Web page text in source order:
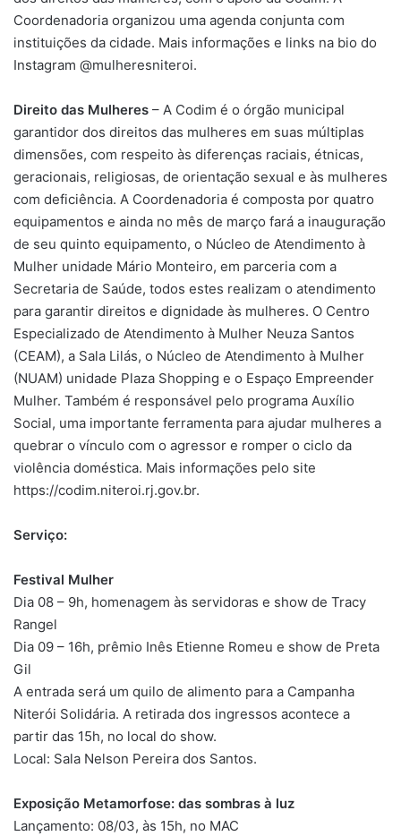
Coordenadoria organizou uma agenda conjunta com
instituições da cidade. Mais informações e links na bio do
Instagram @mulheresniteroi.
Direito das Mulheres – A Codim é o órgão municipal
garantidor dos direitos das mulheres em suas múltiplas
dimensões, com respeito às diferenças raciais, étnicas,
geracionais, religiosas, de orientação sexual e às mulheres
com deficiência. A Coordenadoria é composta por quatro
equipamentos e ainda no mês de março fará a inauguração
de seu quinto equipamento, o Núcleo de Atendimento à
Mulher unidade Mário Monteiro, em parceria com a
Secretaria de Saúde, todos estes realizam o atendimento
para garantir direitos e dignidade às mulheres. O Centro
Especializado de Atendimento à Mulher Neuza Santos
(CEAM), a Sala Lilás, o Núcleo de Atendimento à Mulher
(NUAM) unidade Plaza Shopping e o Espaço Empreender
Mulher. Também é responsável pelo programa Auxílio
Social, uma importante ferramenta para ajudar mulheres a
quebrar o vínculo com o agressor e romper o ciclo da
violência doméstica. Mais informações pelo site
https://codim.niteroi.rj.gov.br.
Serviço:
Festival Mulher
Dia 08 – 9h, homenagem às servidoras e show de Tracy
Rangel
Dia 09 – 16h, prêmio Inês Etienne Romeu e show de Preta
Gil
A entrada será um quilo de alimento para a Campanha
Niterói Solidária. A retirada dos ingressos acontece a
partir das 15h, no local do show.
Local: Sala Nelson Pereira dos Santos.
Exposição Metamorfose: das sombras à luz
Lançamento: 08/03, às 15h, no MAC